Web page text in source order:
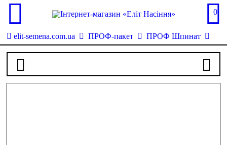
0
elit-semena.com.ua ПРОФ-пакет ПРОФ Шпинат